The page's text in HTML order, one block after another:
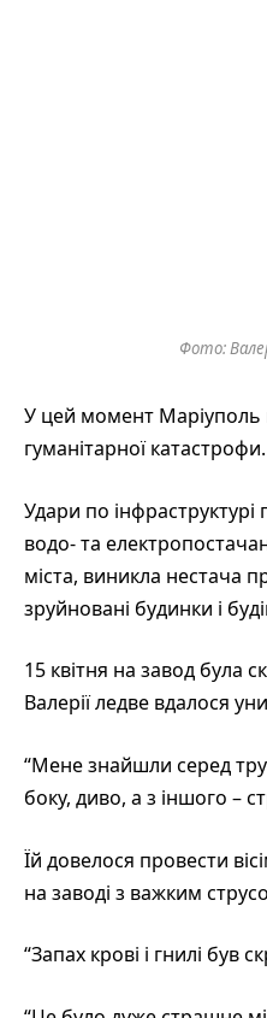
Фото:
У цей момент Маріуполь
гуманітарної катастрофи.
Удари по
водо- та
міста, виникла нестача
зруйновані будинки і
15 квітня на завод була
Валерії ледве вдалося
“Мене знайшли серед
боку, диво, а з іншого –
Їй довелося провести
на заводі з важким
“Запах крові і гнилі був